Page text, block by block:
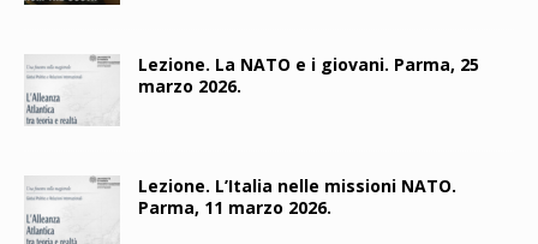
Lezione. La NATO e i giovani. Parma, 25
marzo 2026.
Lezione. L’Italia nelle missioni NATO.
Parma, 11 marzo 2026.